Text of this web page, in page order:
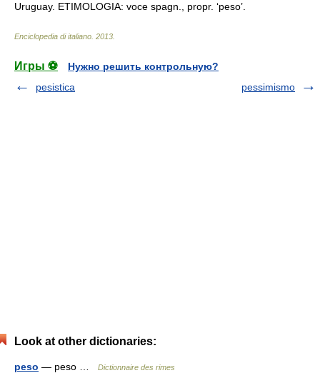
Uruguay. ETIMOLOGIA: voce spagn., propr. ‘peso’.
Enciclopedia di italiano 2013
Игры ⚽
Нужно решить контрольную?
pesistica
pessimismo
Look at other dictionaries:
peso — peso … Dictionnaire des rimes